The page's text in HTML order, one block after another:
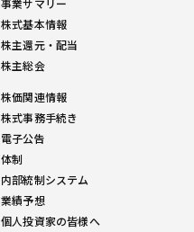
株式基本情報
株主還元・配当
株主総会
株価関連情報
株式事務手続き
電子公告
体制
内部統制システム
業績予想
個人投資家の皆様へ